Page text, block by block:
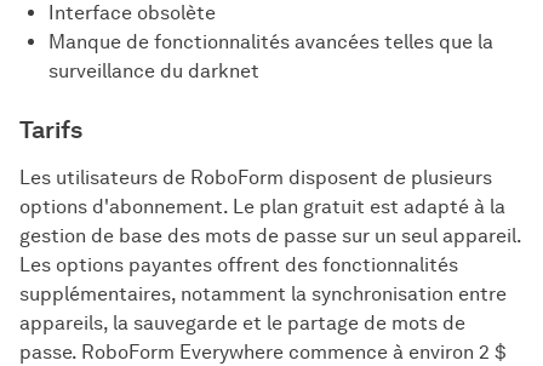
Interface obsolète
Manque de fonctionnalités avancées telles que la
surveillance du darknet
Tarifs
Les utilisateurs de RoboForm disposent de plusieurs
options d'abonnement. Le plan gratuit est adapté à la
gestion de base des mots de passe sur un seul appareil.
Les options payantes offrent des fonctionnalités
supplémentaires, notamment la synchronisation entre
appareils, la sauvegarde et le partage de mots de
passe. RoboForm Everywhere commence à environ 2 $